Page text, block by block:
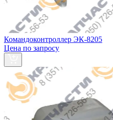
Командоконтроллер ЭК-8205
Цена по запросу